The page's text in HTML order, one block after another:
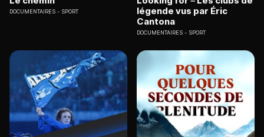
DOCUMENTAIRES SPORT
légende vus par Éric
Cantona
DOCUMENTAIRES SPORT